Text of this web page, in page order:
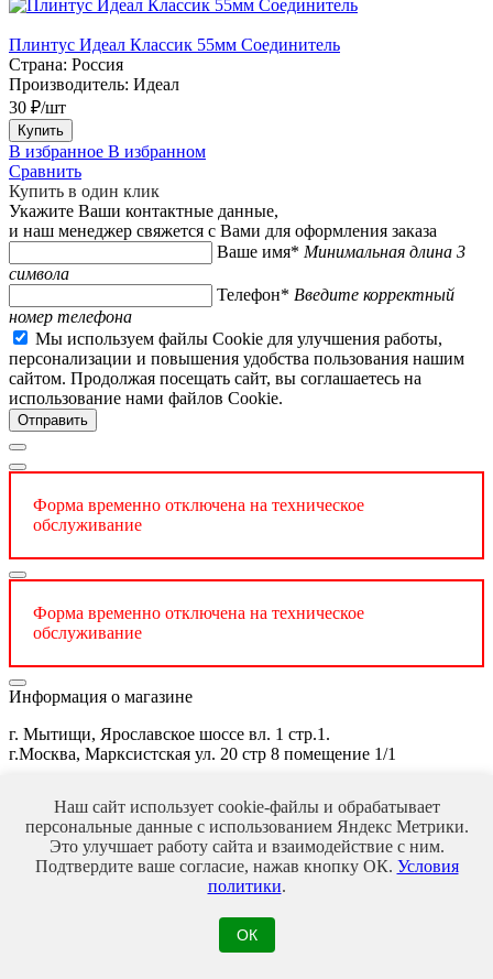
Плинтус Идеал Классик 55мм Соединитель
Страна: Россия
Производитель: Идеал
30 ₽/шт
Купить
В избранное В избранном
Сравнить
Купить в один клик
Укажите Ваши контактные данные,
и наш менеджер свяжется с Вами для оформления заказа
Ваше имя* Минимальная длина 3
символа
Телефон* Введите корректный
номер телефона
Мы используем файлы Cookie для улучшения работы,
персонализации и повышения удобства пользования нашим
сайтом. Продолжая посещать сайт, вы соглашаетесь на
использование нами файлов Cookie.
Форма временно отключена на техническое
обслуживание
Форма временно отключена на техническое
обслуживание
Информация о магазине
г. Мытищи, Ярославское шоссе вл. 1 стр.1.
г.Москва, Марксистская ул. 20 стр 8 помещение 1/1
E-mail: info@veles-parket.ru
О компании
Контакты
Наш сайт использует cookie-файлы и обрабатывает
персональные данные с использованием Яндекс Метрики.
Это улучшает работу сайта и взаимодействие с ним.
Подтвердите ваше согласие, нажав кнопку ОК. Условия
политики.
ОК